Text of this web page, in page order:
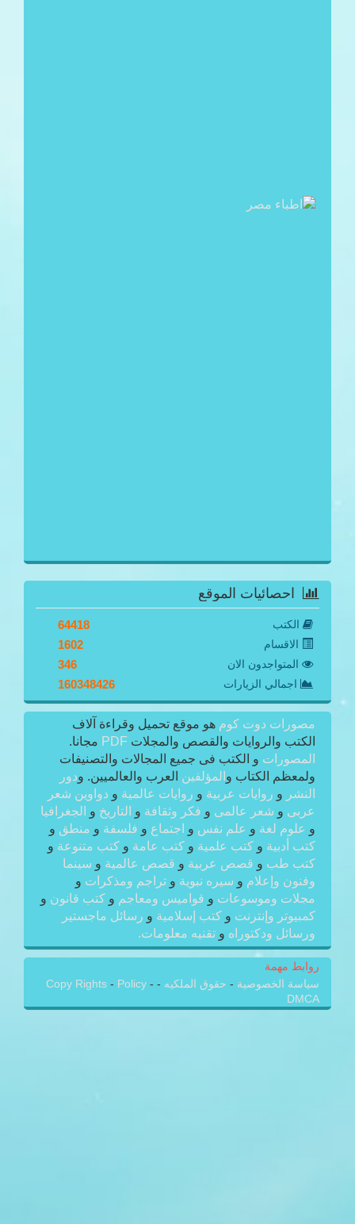
احصائيات الموقع
الكتب 64418
الاقسام 1602
المتواجدون الان 346
اجمالي الزيارات 160348426
مصورات دوت كوم هو موقع تحميل وقراءة آلاف
الكتب والروايات والقصص والمجلات PDF مجانا.
المصورات و الكتب فى جميع المجالات والتصنيفات
ولمعظم الكتاب و المؤلفين العرب والعالميين. ودور
النشر و روايات عربية و روايات عالمية و دواوين شعر
عربى و شعر عالمى و فكر وثقافة و التاريخ و الجغرافيا
و علوم لغة و علم نفس و اجتماع و فلسفة و منطق و
كتب أدبية و كتب علمية و كتب عامة و كتب متنوعة و
كتب طب و قصص عربية و قصص عالمية و سينما
وفنون وإعلام و سيره نبوية و تراجم ومذكرات و
مجلات وموسوعات و قواميس ومعاجم و كتب قانون و
كمبيوتر وإنترنت و كتب إسلامية و رسائل ماجستير
ورسائل ودكتوراه و تقنيه معلومات.
روابط مهمة
سياسة الخصوصية - حقوق الملكيه -
Copy Rights - Policy -
DMCA